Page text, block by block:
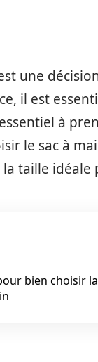
une
il est
à
le sac à
taille idéale
bien choisir la